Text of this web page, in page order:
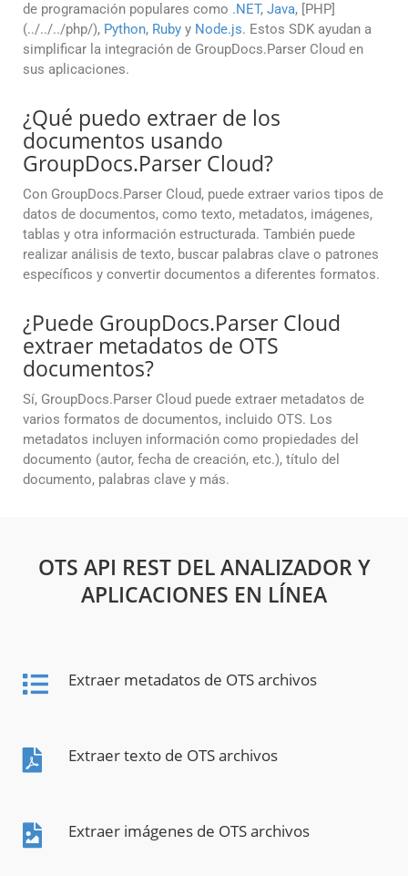
de programación populares como .NET, Java, [PHP]
(../../../php/), Python, Ruby y Node.js. Estos SDK ayudan a
simplificar la integración de GroupDocs.Parser Cloud en
sus aplicaciones.
¿Qué puedo extraer de los
documentos usando
GroupDocs.Parser Cloud?
Con GroupDocs.Parser Cloud, puede extraer varios tipos de
datos de documentos, como texto, metadatos, imágenes,
tablas y otra información estructurada. También puede
realizar análisis de texto, buscar palabras clave o patrones
específicos y convertir documentos a diferentes formatos.
¿Puede GroupDocs.Parser Cloud
extraer metadatos de OTS
documentos?
Sí, GroupDocs.Parser Cloud puede extraer metadatos de
varios formatos de documentos, incluido OTS. Los
metadatos incluyen información como propiedades del
documento (autor, fecha de creación, etc.), título del
documento, palabras clave y más.
OTS API REST DEL ANALIZADOR Y
APLICACIONES EN LÍNEA
Extraer metadatos de OTS archivos
Extraer texto de OTS archivos
Extraer imágenes de OTS archivos